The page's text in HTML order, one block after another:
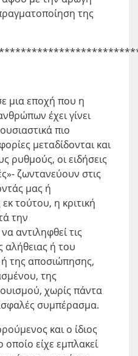
της
μια εποχή που η
έχει γίνει
πιο
μεταδίδονται και
ρυθμούς, οι ειδήσεις
ζωντανεύουν στις
μας ή
τούτου, η κριτική
την
αντιληφθεί τις
αλήθειας ή του
της αποσιώπησης,
της
χωρίς πάντα
συμπέρασμα.
και ο ίδιος
είχε εμπλακεί